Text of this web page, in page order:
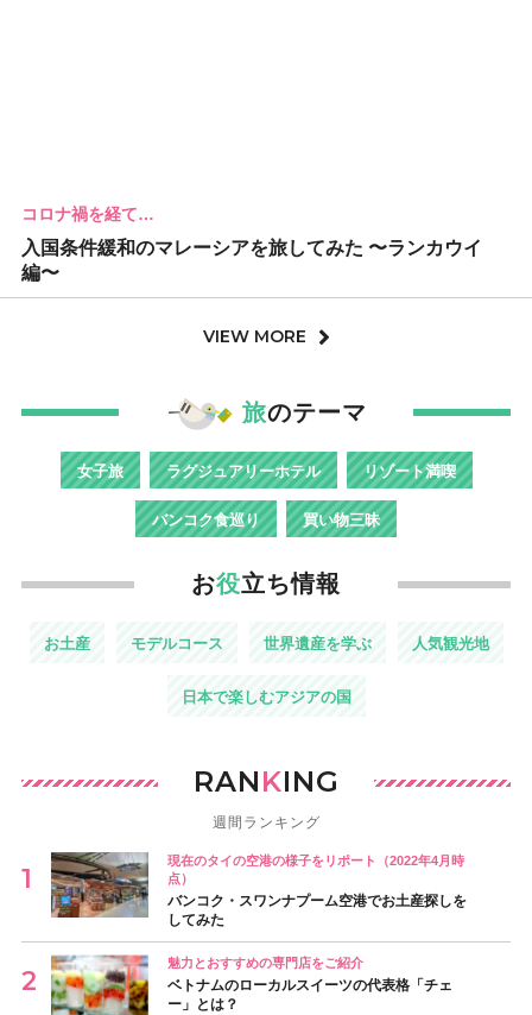
コロナ禍を経て…
入国条件緩和のマレーシアを旅してみた 〜ランカウイ
編〜
VIEW MORE
旅のテーマ
女子旅 ラグジュアリーホテル リゾート満喫
バンコク食巡り 買い物三昧
お役立ち情報
お土産 モデルコース 世界遺産を学ぶ 人気観光地
日本で楽しむアジアの国
RANKING
週間ランキング
現在のタイの空港の様子をリポート（2022年4月時
点）
バンコク・スワンナプーム空港でお土産探しを
してみた
魅力とおすすめの専門店をご紹介
ベトナムのローカルスイーツの代表格「チェ
ー」とは？